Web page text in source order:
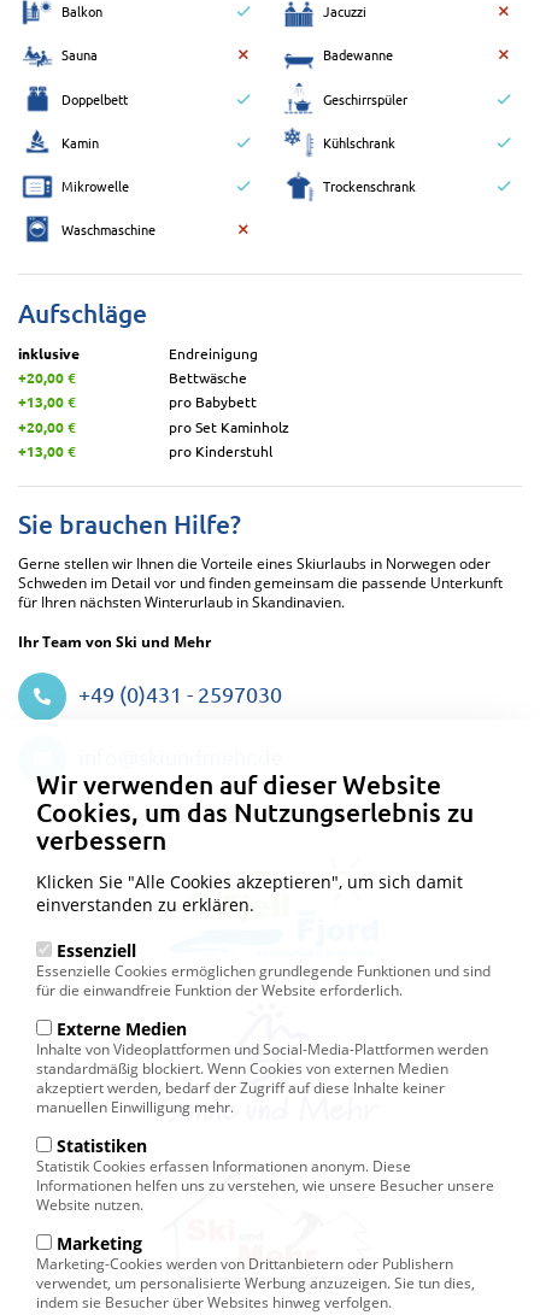
Balkon Jacuzzi
Sauna Badewanne
Doppelbett Geschirrspüler
Kamin Kühlschrank
Mikrowelle Trockenschrank
Waschmaschine
Aufschläge
inklusive
Endreinigung
+20,00 €
Bettwäsche
+13,00 €
pro Babybett
+20,00 €
pro Set Kaminholz
+13,00 €
pro Kinderstuhl
Sie brauchen Hilfe?
Gerne stellen wir Ihnen die Vorteile eines Skiurlaubs in Norwegen oder
Schweden im Detail vor und finden gemeinsam die passende Unterkunft
für Ihren nächsten Winterurlaub in Skandinavien.
Ihr Team von Ski und Mehr
+49 (0)431 - 2597030
Wir verwenden auf dieser Website
Cookies, um das Nutzungserlebnis zu
verbessern
Klicken Sie "Alle Cookies akzeptieren", um sich damit
einverstanden zu erklären.
Essenziell
Essenzielle Cookies ermöglichen grundlegende Funktionen und sind
für die einwandfreie Funktion der Website erforderlich.
Externe Medien
Inhalte von Videoplattformen und Social-Media-Plattformen werden
standardmäßig blockiert. Wenn Cookies von externen Medien
akzeptiert werden, bedarf der Zugriff auf diese Inhalte keiner
manuellen Einwilligung mehr.
Statistiken
Statistik Cookies erfassen Informationen anonym. Diese
Informationen helfen uns zu verstehen, wie unsere Besucher unsere
Website nutzen.
Marketing
Marketing-Cookies werden von Drittanbietern oder Publishern
verwendet, um personalisierte Werbung anzuzeigen. Sie tun dies,
indem sie Besucher über Websites hinweg verfolgen.